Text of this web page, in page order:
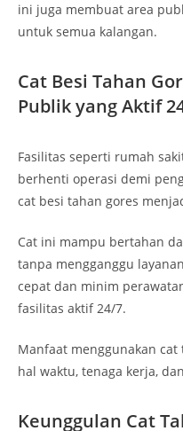
ini juga membuat area
untuk semua kalangan.
Cat Besi Tahan
Publik yang Aktif
Fasilitas seperti rumah
berhenti operasi demi
cat besi tahan gores
Cat ini mampu bertahan
tanpa mengganggu
cepat dan minim
fasilitas aktif 24/7.
Manfaat menggunakan
hal waktu, tenaga kerja,
Keunggulan Cat